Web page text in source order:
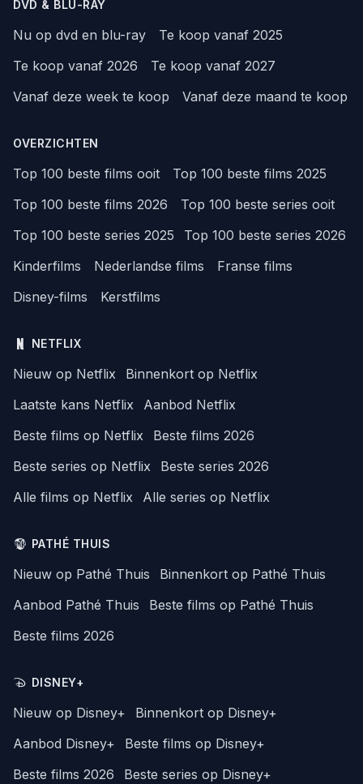
DVD & BLU-RAY
Nu op dvd en blu-ray
Te koop vanaf 2025
Te koop vanaf 2026
Te koop vanaf 2027
Vanaf deze week te koop
Vanaf deze maand te koop
OVERZICHTEN
Top 100 beste films ooit
Top 100 beste films 2025
Top 100 beste films 2026
Top 100 beste series ooit
Top 100 beste series 2025
Top 100 beste series 2026
Kinderfilms
Nederlandse films
Franse films
Disney-films
Kerstfilms
NETFLIX
Nieuw op Netflix
Binnenkort op Netflix
Laatste kans Netflix
Aanbod Netflix
Beste films op Netflix
Beste films 2026
Beste series op Netflix
Beste series 2026
Alle films op Netflix
Alle series op Netflix
PATHÉ THUIS
Nieuw op Pathé Thuis
Binnenkort op Pathé Thuis
Aanbod Pathé Thuis
Beste films op Pathé Thuis
Beste films 2026
DISNEY+
Nieuw op Disney+
Binnenkort op Disney+
Aanbod Disney+
Beste films op Disney+
Beste films 2026
Beste series op Disney+